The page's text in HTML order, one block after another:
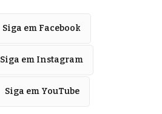
Siga em Facebook
Siga em Instagram
Siga em YouTube